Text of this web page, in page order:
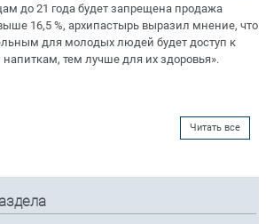
до 21 года будет запрещена продажа
16,5 %, архипастырь выразил мнение, что
для молодых людей будет доступ к
тем лучше для их здоровья».
Читать все